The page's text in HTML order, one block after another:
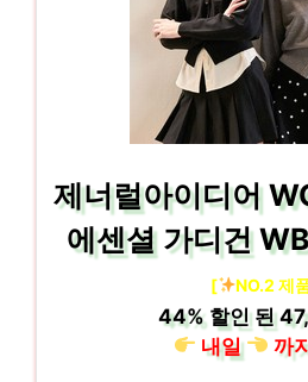
제너럴아이디어
에센셜 가디건
[ NO.2 제
44% 할인 된
내일
까